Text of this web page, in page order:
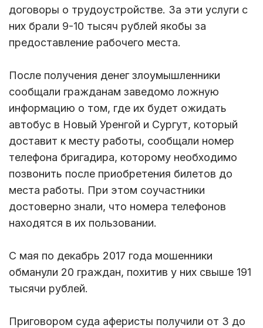
договоры о трудоустройстве. За эти услуги с
них брали 9-10 тысяч рублей якобы за
предоставление рабочего места.
После получения денег злоумышленники
сообщали гражданам заведомо ложную
информацию о том, где их будет ожидать
автобус в Новый Уренгой и Сургут, который
доставит к месту работы, сообщали номер
телефона бригадира, которому необходимо
позвонить после приобретения билетов до
места работы. При этом соучастники
достоверно знали, что номера телефонов
находятся в их пользовании.
С мая по декабрь 2017 года мошенники
обманули 20 граждан, похитив у них свыше 191
тысячи рублей.
Приговором суда аферисты получили от 3 до